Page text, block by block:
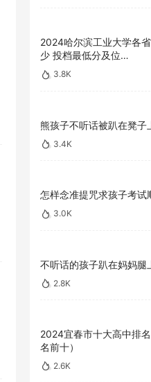
2024哈尔滨工业大学各
少 投档最低分及位…
3.8K
熊孩子不听话被趴在凳子
3.4K
怎样念准提咒求孩子考试
3.0K
不听话的孩子趴在妈妈腿
2.8K
2024宜春市十大高中排
名前十）
2.6K